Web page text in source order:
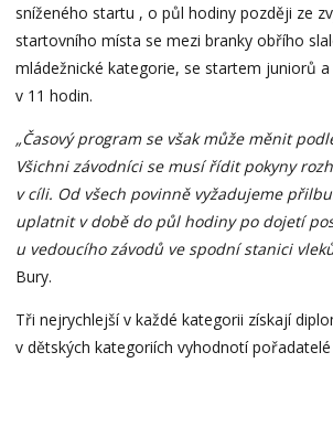
sníženého startu , o půl hodiny později ze
startovního místa se mezi branky obřího
mládežnické kategorie, se startem juniorů
v 11 hodin.
„Časový program se však může měnit
Všichni závodníci se musí řídit pokyny
v cíli. Od všech povinně vyžadujeme
uplatnit v době do půl hodiny po dojetí
u vedoucího závodů ve spodní stanici
Bury.
Tři nejrychlejší v každé kategorii získají
v dětských kategoriích vyhodnotí